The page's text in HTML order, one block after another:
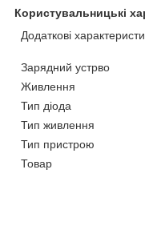
Користувальницькі
Додаткові
Зарядний устрво
Живлення
Тип діода
Тип живлення
Тип пристрою
Товар